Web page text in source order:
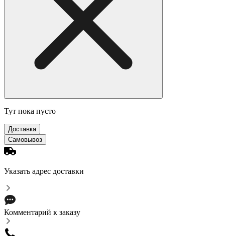
Тут пока пусто
Доставка
Самовывоз
Указать адрес доставки
Комментарий к заказу